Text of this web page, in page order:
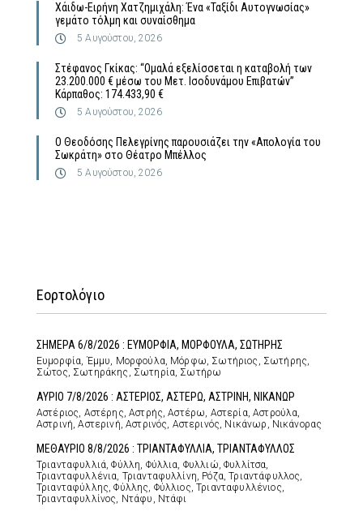
Χάιδω-Ειρήνη Χατζημιχάλη: Ένα «Ταξίδι Αυτογνωσίας»
γεμάτο τόλμη και συναίσθημα
5 Αυγούστου, 2026
Στέφανος Γκίκας: “Ομαλά εξελίσσεται η καταβολή των
23.200.000 € μέσω του Μετ. Ισοδυνάμου Επιβατών”
Κάρπαθος: 174.433,90 €
5 Αυγούστου, 2026
Ο Θεοδόσης Πελεγρίνης παρουσιάζει την «Απολογία του
Σωκράτη» στο Θέατρο Μπέλλος
5 Αυγούστου, 2026
Εορτολόγιο
ΣΗΜΕΡΑ 6/8/2026 : ΕΥΜΟΡΦΙΑ, ΜΟΡΦΟΥΛΑ, ΣΩΤΗΡΗΣ
Ευμορφία, Έμμυ, Μορφούλα, Μόρφω, Σωτήριος, Σωτήρης,
Σώτος, Σωτηράκης, Σωτηρία, Σωτήρω
ΑΥΡΙΟ 7/8/2026 : ΑΣΤΕΡΙΟΣ, ΑΣΤΕΡΩ, ΑΣΤΡΙΝΗ, ΝΙΚΑΝΩΡ
Αστέριος, Αστέρης, Αστρής, Αστέρω, Αστερία, Αστρούλα,
Αστρινή, Αστερινή, Αστρινός, Αστερινός, Νικάνωρ, Νικάνορας
ΜΕΘΑΥΡΙΟ 8/8/2026 : ΤΡΙΑΝΤΑΦΥΛΛΙΑ, ΤΡΙΑΝΤΑΦΥΛΛΟΣ
Τριανταφυλλιά, Φύλλη, Φύλλια, Φυλλιώ, Φυλλίτσα,
Τριανταφυλλένια, Τριανταφυλλίνη, Ρόζα, Τριαντάφυλλος,
Τριανταφύλλης, Φύλλης, Φύλλιος, Τριανταφυλλένιος,
Τριανταφυλλίνος, Ντάφυ, Ντάφι